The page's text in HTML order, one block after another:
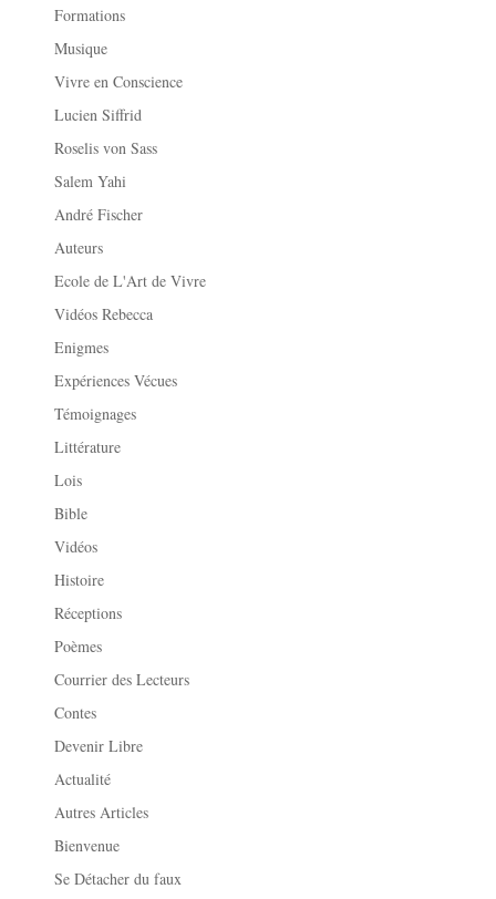
Formations
Musique
Vivre en Conscience
Lucien Siffrid
Roselis von Sass
Salem Yahi
André Fischer
Auteurs
Ecole de L'Art de Vivre
Vidéos Rebecca
Enigmes
Expériences Vécues
Témoignages
Littérature
Lois
Bible
Vidéos
Histoire
Réceptions
Poèmes
Courrier des Lecteurs
Contes
Devenir Libre
Actualité
Autres Articles
Bienvenue
Se Détacher du faux